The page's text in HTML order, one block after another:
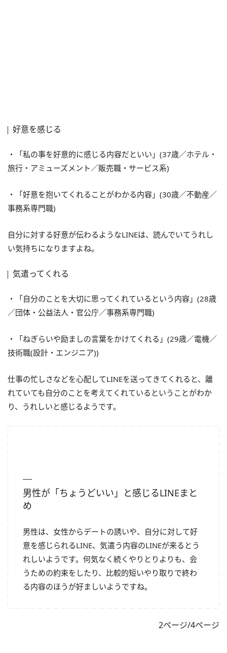
好意を感じる
・「私の事を好意的に感じる内容だといい」(37歳／ホテル・
旅行・アミューズメント／販売職・サービス系)
・「好意を抱いてくれることがわかる内容」(30歳／不動産／
事務系専門職)
自分に対する好意が伝わるようなLINEは、読んでいてうれし
い気持ちになりますよね。
気遣ってくれる
・「自分のことを大切に思ってくれているという内容」(28歳
／団体・公益法人・官公庁／事務系専門職)
・「ねぎらいや励ましの言葉をかけてくれる」(29歳／電機／
技術職(設計・エンジニア))
仕事の忙しさなどを心配してLINEを送ってきてくれると、離
れていても自分のことを考えてくれているということがわか
り、うれしいと感じるようです。
男性が「ちょうどいい」と感じるLINEまと
め
男性は、女性からデートの誘いや、自分に対して好
意を感じられるLINE、気遣う内容のLINEが来るとう
れしいようです。何気なく続くやりとりよりも、会
うための約束をしたり、比較的短いやり取りで終わ
る内容のほうが好ましいようですね。
2ページ/4ページ